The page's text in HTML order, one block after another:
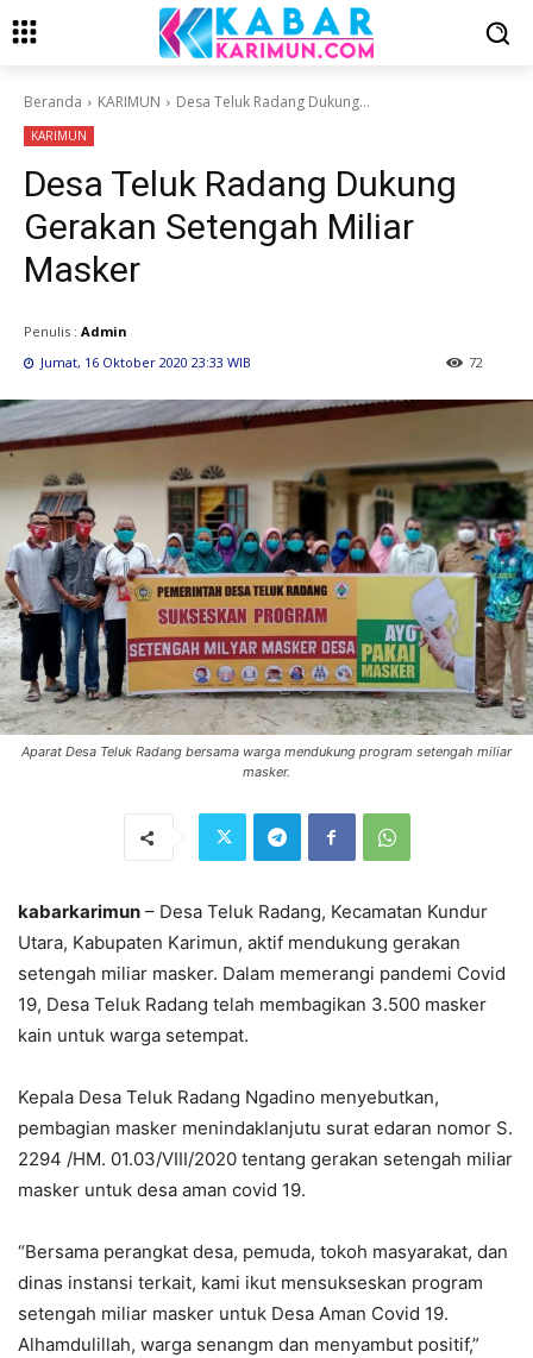
Beranda KARIMUN Desa Teluk Radang Dukung...
KARIMUN
Desa Teluk Radang Dukung
Gerakan Setengah Miliar
Masker
Penulis : Admin
Jumat, 16 Oktober 2020 23:33 WIB
72
Aparat Desa Teluk Radang bersama warga mendukung program setengah miliar
masker.
kabarkarimun – Desa Teluk Radang, Kecamatan Kundur
Utara, Kabupaten Karimun, aktif mendukung gerakan
setengah miliar masker. Dalam memerangi pandemi Covid
19, Desa Teluk Radang telah membagikan 3.500 masker
kain untuk warga setempat.
Kepala Desa Teluk Radang Ngadino menyebutkan,
pembagian masker menindaklanjutu surat edaran nomor S.
2294 /HM. 01.03/VIII/2020 tentang gerakan setengah miliar
masker untuk desa aman covid 19.
“Bersama perangkat desa, pemuda, tokoh masyarakat, dan
dinas instansi terkait, kami ikut mensukseskan program
setengah miliar masker untuk Desa Aman Covid 19.
Alhamdulillah, warga senangm dan menyambut positif,”